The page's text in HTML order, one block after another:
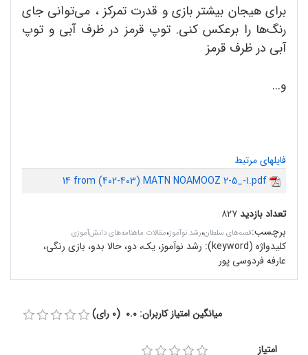
برای هیجان بیشتر بازی و قدرت تمرکز ، می‌توانی جای
رنگ‌ها را برعکس کنی. توپ قرمز در ظرف آبی و توپ
آبی در ظرف قرمز
و...
فایلهای مرتبط
14 from (402-403) MATN NOAMOOZ 2-5_-1.pdf
تعداد بازدید۸۲۷
برچسب:قصه‌های سلطان،رشد نوآموز،مقالات ماهنامه‌های دانش‌آموزی
کلیدواژه (keyword):
رشد نوآموز، یک، دو، حالا بدو، بازی رنگی،
عارفه فردوسی پور
میانگین امتیاز کاربران: 0.0 (0 رای)
امتیاز